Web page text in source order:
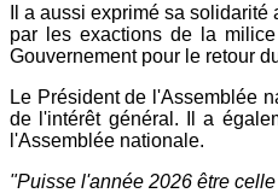
Il a aussi exprimé sa
par les exactions de la
Gouvernement pour le retour
Le Président de l'Assemblée
de l'intérêt général. Il a
l'Assemblée nationale.
"Puisse l'année 2026 être